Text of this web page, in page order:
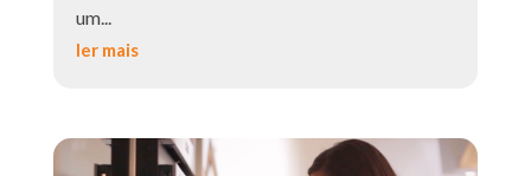
um...
ler mais